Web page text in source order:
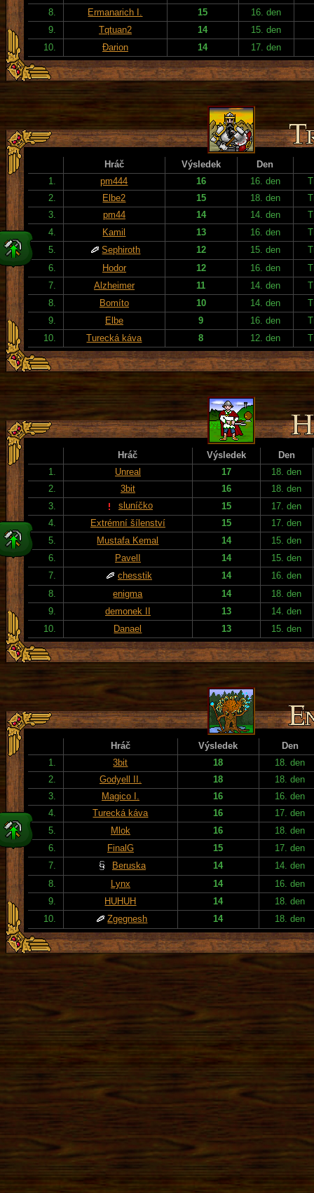
8.
Ermanarich I. 15
16. den
9.
Tqtuan2 14
15. den
10.
Đarion 14 17. den
Hráč Výsledek
Den
1.
pm444 16 16. den
2.
Elbe2 15 18. den
3.
pm44 14 14. den
4.
Kamil 13 16. den
5.
Sephiroth 12 15. den
6.
Hodor 12 16. den
7.
Alzheimer 11 14. den
8.
Bomíto 10 14. den
9.
Elbe 9 16. den
10.
Turecká káva 8 12. den
Hráč Výsledek
Den
1.
Unreal 17
18. den
2.
3bit 16
18. den
3.
sluníčko 15
17. den
4.
Extrémní šílenství 15
17. den
5.
Mustafa Kemal 14
15. den
6.
PavelI 14
15. den
7.
chesstik 14
16. den
8.
enigma 14
18. den
9.
demonek II 13
14. den
10.
Danael 13 15. den
Hráč Výsledek
Den
1.
3bit 18
18. den
2.
Godyell II. 18
18. den
3.
Magico I. 16
16. den
4.
Turecká káva 16
17. den
5.
Mlok 16
18. den
6.
FinalG 15
17. den
7.
Beruska 14
14. den
8.
Lynx 14
16. den
9.
HUHUH 14
18. den
10.
Zgegnesh 14 18. den